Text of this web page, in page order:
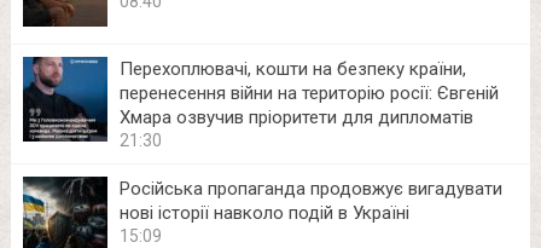
Перехоплювачі, кошти на безпеку країни,
перенесення війни на територію росії: Євгеній
Хмара озвучив пріоритети для дипломатів
21:30
Російська пропаганда продовжує вигадувати
нові історії навколо подій в Україні
15:09